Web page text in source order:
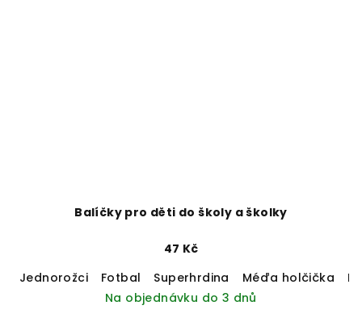
Balíčky pro děti do školy a školky
47 Kč
Jednorožci
Fotbal Superhrdina Méďa holčička
Na objednávku do 3 dnů